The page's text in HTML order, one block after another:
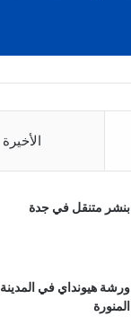
الأخيرة
بنشر متنقل في جدة
ورشة هيونداي في المدينة
المنورة